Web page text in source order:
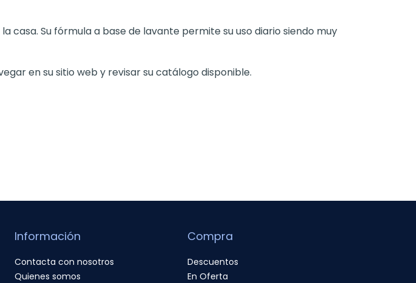
casa. Su fórmula a base de lavante permite su uso diario siendo muy
en su sitio web y revisar su catálogo disponible.
Información
Contacta con nosotros
Quienes somos
Compra
Descuentos
En Oferta